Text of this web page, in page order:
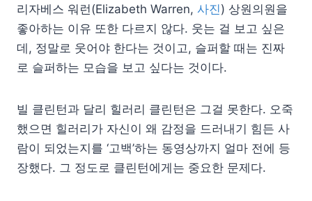
리자베스 워런(Elizabeth Warren, 사진) 상원의원을
좋아하는 이유 또한 다르지 않다. 웃는 걸 보고 싶은
데, 정말로 웃어야 한다는 것이고, 슬퍼할 때는 진짜
로 슬퍼하는 모습을 보고 싶다는 것이다.
빌 클린턴과 달리 힐러리 클린턴은 그걸 못한다. 오죽
했으면 힐러리가 자신이 왜 감정을 드러내기 힘든 사
람이 되었는지를 ‘고백’하는 동영상까지 얼마 전에 등
장했다. 그 정도로 클린턴에게는 중요한 문제다.